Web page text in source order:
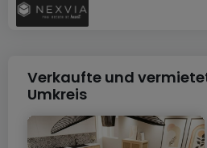
Verkaufte und
Umkreis